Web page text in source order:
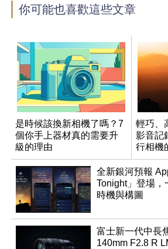
你可能也喜歡這些文章
是時候該換新相機了嗎？7
個你手上器材真的需要升
級的理由
輕巧、
影音記
行相機
全新銀河預報
Tonight」登場
時機與構圖
富士新一代中長
140mm F2.8 R